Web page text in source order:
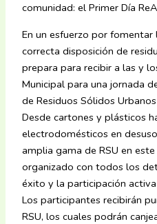
comunidad: el Primer Día
En un esfuerzo por
correcta disposición de
prepara para recibir a las y
Municipal para una jornada
de Residuos Sólidos Urbanos
Desde cartones y plásticos
electrodomésticos en
amplia gama de RSU en
organizado con todos los
éxito y la participación
Los participantes recibirán
RSU, los cuales podrán